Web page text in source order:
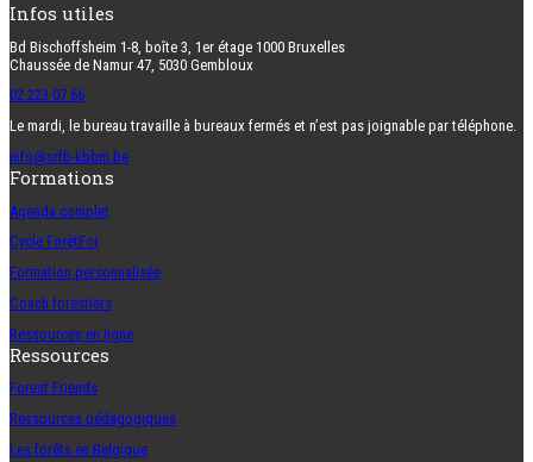
Infos utiles
Bd Bischoffsheim 1-8, boîte 3, 1er étage 1000 Bruxelles
Chaussée de Namur 47, 5030 Gembloux
02 223 07 66
Le mardi, le bureau travaille à bureaux fermés et n’est pas joignable par téléphone.
info@srfb-kbbm.be
Formations
Agenda complet
Cycle ForêtFor
Formation personnalisée
Coach forestiers
Ressources en ligne
Ressources
Forest Friends
Ressources pédagogiques
Les forêts en Belgique